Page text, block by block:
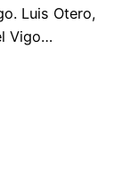
Luis Otero,
Vigo…